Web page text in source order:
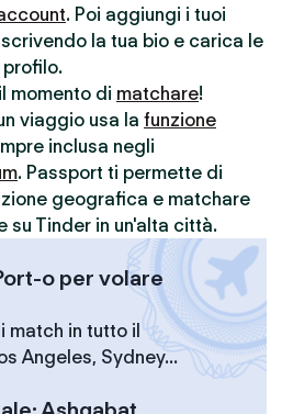
. Poi aggiungi i tuoi
la tua bio e carica le
momento di matchare!
viaggio usa la funzione
inclusa negli
. Passport ti permette di
geografica e matchare
su Tinder in un'alta città.
o per volare
match in tutto il
Angeles, Sydney...